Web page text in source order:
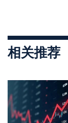
相关推荐